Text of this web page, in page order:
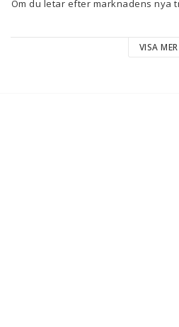
Om du letar efter marknadens nya
Typ:
VISA MER